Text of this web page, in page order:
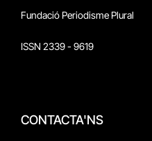
Fundació Periodisme Plural
ISSN 2339 - 9619
CONTACTA'NS